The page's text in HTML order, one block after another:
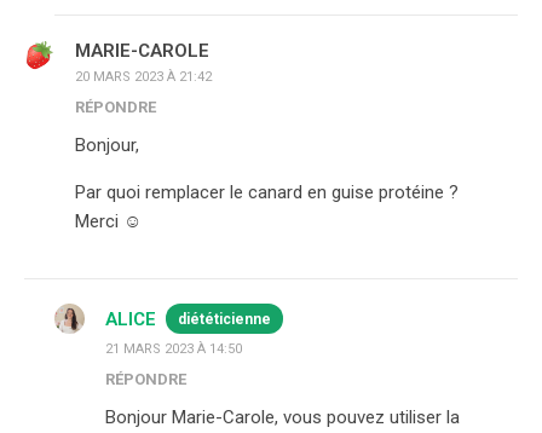
MARIE-CAROLE
20 MARS 2023 À 21:42
RÉPONDRE
Bonjour,
Par quoi remplacer le canard en guise protéine ?
Merci ☺️
ALICE diététicienne
21 MARS 2023 À 14:50
RÉPONDRE
Bonjour Marie-Carole, vous pouvez utiliser la